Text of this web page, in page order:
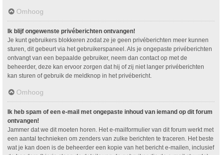
Omhoog
Ik blijf ongewenste privéberichten ontvangen!
Je kunt gebruikers blokkeren zodat ze je geen privéberichten meer kunnen
sturen, dit gebeurt via het gebruikerspaneel. Als je ongepaste privéberichten
ontvangt van een bepaalde gebruiker, neem dan contact op met de
beheerder, deze kan ervoor zorgen dat hij of zij niet langer privéberichten
kan sturen of gebruik de meldknop in het privébericht.
Omhoog
Ik heb spam of een e-mail met ongepaste inhoud van iemand op dit forum
ontvangen!
Jammer dat we dit moeten horen. Het e-mailformulier van dit forum werkt met
een aantal technieken om zenders van zulke berichten te traceren. Het beste
wat je kan doen is de beheerder een kopie van het bericht e-mailen, inclusief